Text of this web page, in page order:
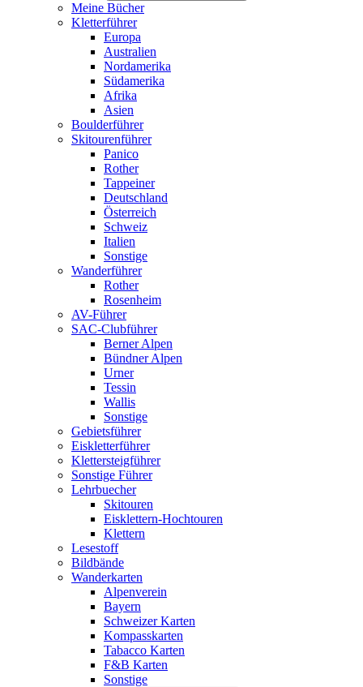
Meine Bücher
Kletterführer
Europa
Australien
Nordamerika
Südamerika
Afrika
Asien
Boulderführer
Skitourenführer
Panico
Rother
Tappeiner
Deutschland
Österreich
Schweiz
Italien
Sonstige
Wanderführer
Rother
Rosenheim
AV-Führer
SAC-Clubführer
Berner Alpen
Bündner Alpen
Urner
Tessin
Wallis
Sonstige
Gebietsführer
Eiskletterführer
Klettersteigführer
Sonstige Führer
Lehrbuecher
Skitouren
Eisklettern-Hochtouren
Klettern
Lesestoff
Bildbände
Wanderkarten
Alpenverein
Bayern
Schweizer Karten
Kompasskarten
Tabacco Karten
F&B Karten
Sonstige